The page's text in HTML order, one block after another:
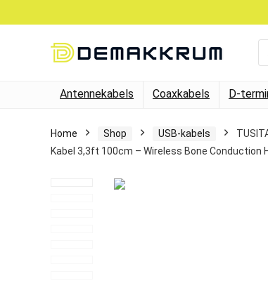
Antennekabels Coaxkabels D-
Home Shop USB-kabels
Kabel 3,3ft 100cm – Wireless Bone